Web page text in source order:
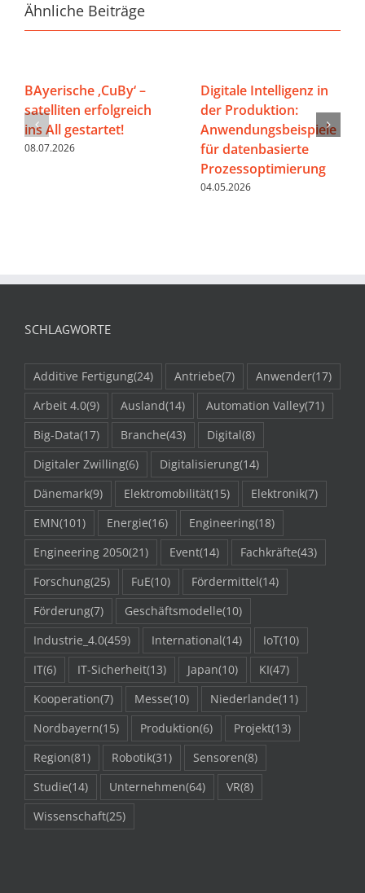
Ähnliche Beiträge
BAyerische ‚CuBy‘ –
satelliten erfolgreich
ins All gestartet!
08.07.2026
Digitale Intelligenz in
der Produktion:
Anwendungsbeispiele
für datenbasierte
Prozessoptimierung
04.05.2026
SCHLAGWORTE
Additive Fertigung(24) Antriebe(7) Anwender(17)
Arbeit 4.0(9) Ausland(14) Automation Valley(71)
Big-Data(17) Branche(43) Digital(8)
Digitaler Zwilling(6) Digitalisierung(14)
Dänemark(9) Elektromobilität(15) Elektronik(7)
EMN(101) Energie(16) Engineering(18)
Engineering 2050(21) Event(14) Fachkräfte(43)
Forschung(25) FuE(10) Fördermittel(14)
Förderung(7) Geschäftsmodelle(10)
Industrie_4.0(459) International(14) IoT(10)
IT(6) IT-Sicherheit(13) Japan(10) KI(47)
Kooperation(7) Messe(10) Niederlande(11)
Nordbayern(15) Produktion(6) Projekt(13)
Region(81) Robotik(31) Sensoren(8)
Studie(14) Unternehmen(64) VR(8)
Wissenschaft(25)